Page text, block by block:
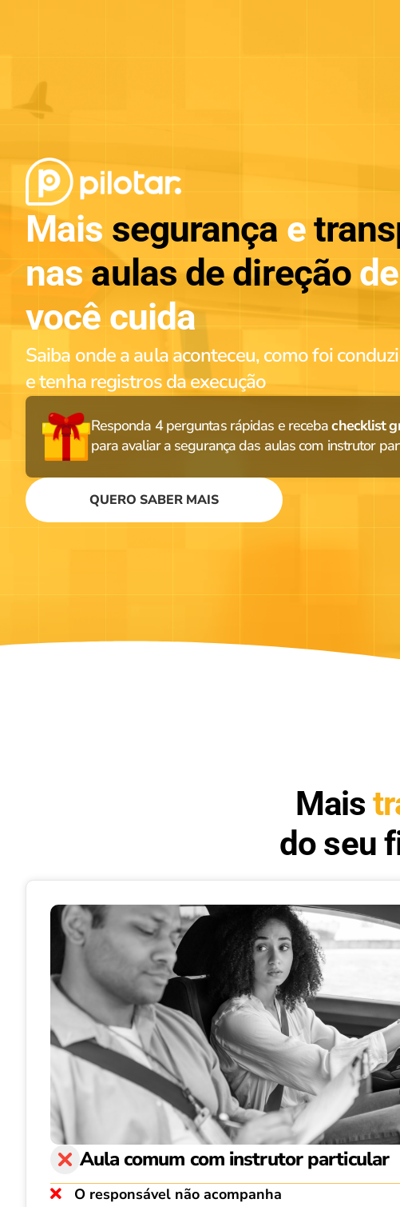
Mais segurança e
nas aulas de direção
você cuida
Saiba onde a aula aconteceu, como foi
e tenha registros da execução
Responda 4 perguntas rápidas e recebachecklist
para avaliar a segurança das aulas com instrutor
QUERO SABER MAIS
Mais
do seu
Aula comum com instrutor particular
O responsável não acompanha